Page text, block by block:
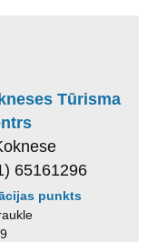
Tūrisma
65161296
punkts